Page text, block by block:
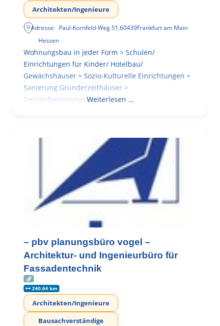
Architekten/Ingenieure
Adresse: Paul-Kornfeld-Weg 51,60439Frankfurt am Main
Hessen
Wohnungsbau in jeder Form > Schulen/
Einrichtungen für Kinder/ Hotelbau/
Gewächshäuser > Sozio-Kulturelle Einrichtungen >
Sanierung Gründerzeithäuser >
GeschoßwohnungsbauWeiterlesen …
– pbv planungsbüro vogel –
Architektur- und Ingenieurbüro für
Fassadentechnik
240.64 km
Architekten/Ingenieure
Bausachverständige